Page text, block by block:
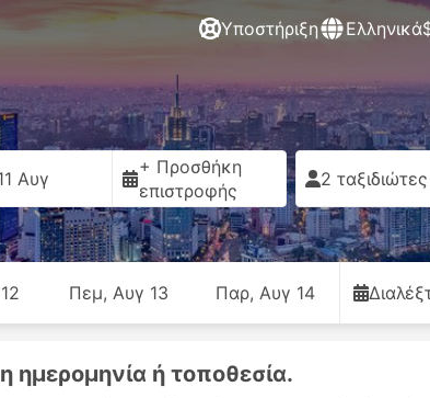
Υποστήριξη Ελληνικά
Αυγ
+ Προσθήκη
επιστροφής
2 ταξιδιώτες
Πεμ, Αυγ 13 Παρ, Αυγ 14
ημερομηνία ή τοποθεσία.